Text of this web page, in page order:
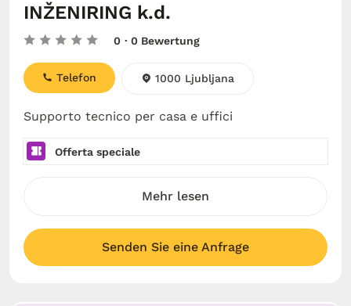
INŽENIRING k.d.
0 · 0 Bewertung
Supporto tecnico per casa e uffici
Telefon 1000 Ljubljana
Offerta speciale
Mehr lesen
Senden Sie eine Anfrage